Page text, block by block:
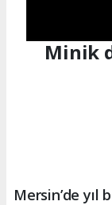
Minik
Mersin’de